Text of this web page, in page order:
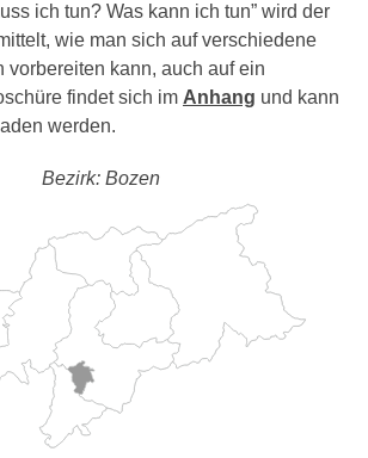
ich tun? Was kann ich tun” wird der
wie man sich auf verschiedene
vorbereiten kann, auch auf ein
findet sich im Anhang und kann
werden.
Bezirk: Bozen